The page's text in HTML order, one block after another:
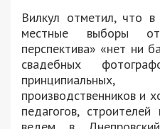
Вилкул отметил, что
местные выборы
перспектива» «нет ни
свадебных
производственников и
педагогов,